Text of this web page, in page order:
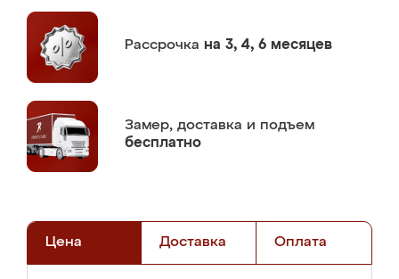
Рассрочка на 3, 4, 6 месяцев
Замер, доставка и подъем
бесплатно
Цена Доставка Оплата